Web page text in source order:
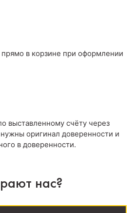
прямо в корзине при оформлении
выставленному счёту через
оригинал доверенности и
в доверенности.
нас?